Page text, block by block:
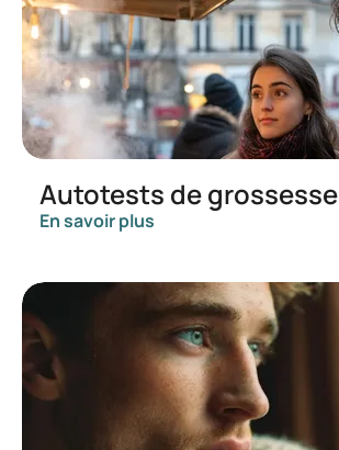
Autotests de grossesse
En savoir plus